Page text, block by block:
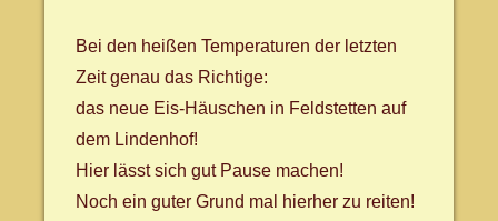
Bei den heißen Temperaturen der letzten
Zeit genau das Richtige:
das neue Eis-Häuschen in Feldstetten auf
dem Lindenhof!
Hier lässt sich gut Pause machen!
Noch ein guter Grund mal hierher zu reiten!